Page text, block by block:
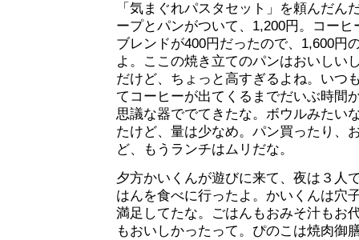
「気まぐれパスタセット」を頼んだん
ープとパンがついて、1,200円。コー
ブレンドが400円だったので、1,600円
よ。ここの焼き立てのパンはおいしい
だけど、ちょっと高すぎるよね。いつ
てコーヒーが出てくるまでだいぶ時間
思議な器ででてきたな。ボウルみたい
たけど、量は少なめ。パン買ったり、
ど、もうランチはムリだな。
夕方かいくんが遊びに来て、夜は３人
はんを食べに行ったよ。かいくんは穴
満足してたな。ごはんもおみそ汁もお
もおいしかったって。ぴのこは焼肉御